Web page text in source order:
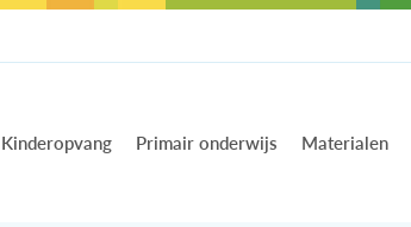
Kinderopvang Primair onderwijs Materialen